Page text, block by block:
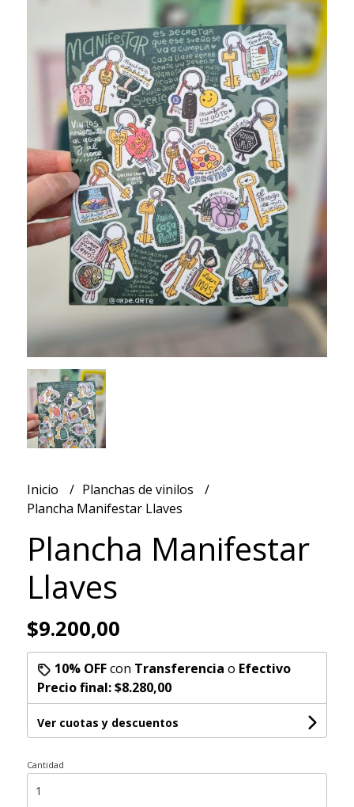
Inicio
Planchas de vinilos
Plancha Manifestar Llaves
Plancha Manifestar
Llaves
$9.200,00
10% OFFcon Transferencia o Efectivo
Precio final:$8.280,00
Ver cuotas y descuentos
Cantidad